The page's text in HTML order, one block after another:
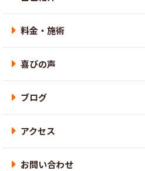
料金・施術
喜びの声
ブログ
アクセス
お問い合わせ